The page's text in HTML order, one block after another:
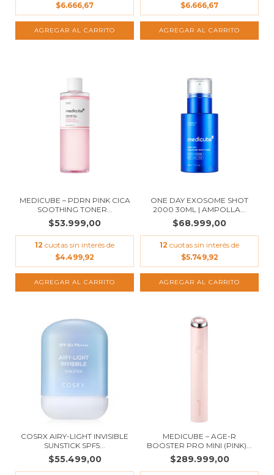
$6.666,67
$6.666,67
MEDICUBE – PDRN PINK CICA
SOOTHING TONER...
$53.999,00
12 cuotas sin interés de
$4.499,92
ONE DAY EXOSOME SHOT
2000 30ML | AMPOLLA...
$68.999,00
12 cuotas sin interés de
$5.749,92
COSRX AIRY-LIGHT INVISIBLE
SUNSTICK SPF5...
$55.499,00
MEDICUBE – AGE-R
BOOSTER PRO MINI (PINK)...
$289.999,00